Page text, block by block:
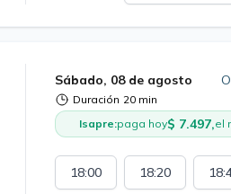
Sábado, 08 de agosto
Duración 20 min
Isapre:paga hoy$ 7.497,el
18:00 18:20